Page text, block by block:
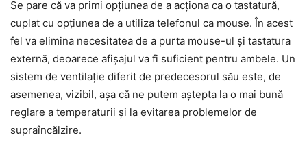
Se pare că va primi opțiunea de a acționa ca o tastatură,
cuplat cu opțiunea de a utiliza telefonul ca mouse. În acest
fel va elimina necesitatea de a purta mouse-ul și tastatura
externă, deoarece afișajul va fi suficient pentru ambele. Un
sistem de ventilație diferit de predecesorul său este, de
asemenea, vizibil, așa că ne putem aștepta la o mai bună
reglare a temperaturii și la evitarea problemelor de
supraîncălzire.